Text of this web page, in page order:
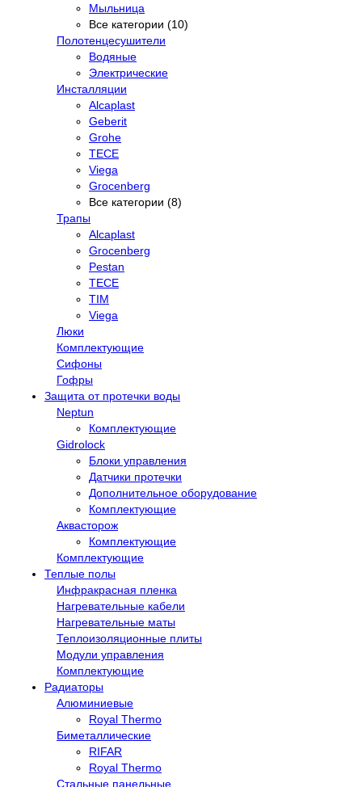
Мыльница
Все категории (10)
Полотенцесушители
Водяные
Электрические
Инсталляции
Alcaplast
Geberit
Grohe
TECE
Viega
Grocenberg
Все категории (8)
Трапы
Alcaplast
Grocenberg
Pestan
TECE
TIM
Viega
Люки
Комплектующие
Сифоны
Гофры
Защита от протечки воды
Neptun
Комплектующие
Gidrolock
Блоки управления
Датчики протечки
Дополнительное оборудование
Комплектующие
Аквасторож
Комплектующие
Комплектующие
Теплые полы
Инфракрасная пленка
Нагревательные кабели
Нагревательные маты
Теплоизоляционные плиты
Модули управления
Комплектующие
Радиаторы
Алюминиевые
Royal Thermo
Биметаллические
RIFAR
Royal Thermo
Стальные панельные